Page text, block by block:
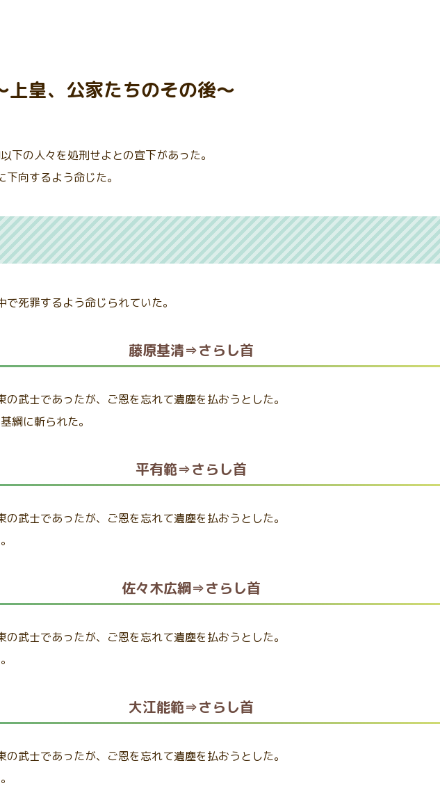
上皇、公家たちのその後〜
の人々を処刑せよとの宣下があった。
向するよう命じた。
死罪するよう命じられていた。
藤原基清⇒さらし首
武士であったが、ご恩を忘れて遺塵を払おうとした。
綱に斬られた。
平有範⇒さらし首
武士であったが、ご恩を忘れて遺塵を払おうとした。
佐々木広綱⇒さらし首
武士であったが、ご恩を忘れて遺塵を払おうとした。
大江能範⇒さらし首
武士であったが、ご恩を忘れて遺塵を払おうとした。